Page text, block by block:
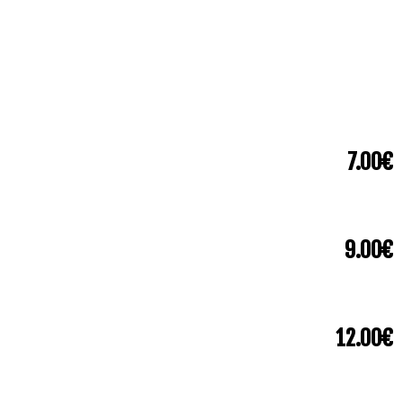
7.00€
9.00€
12.00€